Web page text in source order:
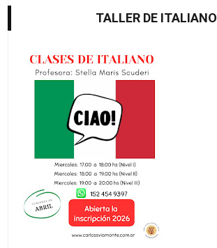
TALLER DE ITALIANO